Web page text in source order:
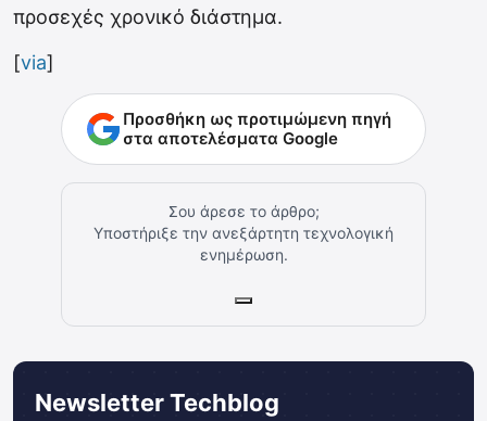
προσεχές χρονικό διάστημα.
[via]
Προσθήκη ως προτιμώμενη πηγή
στα αποτελέσματα Google
Σου άρεσε το άρθρο;
Υποστήριξε την ανεξάρτητη τεχνολογική
ενημέρωση.
Newsletter Techblog